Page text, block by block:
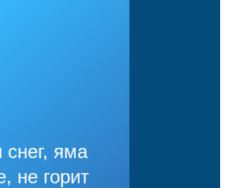
снег, яма
не горит